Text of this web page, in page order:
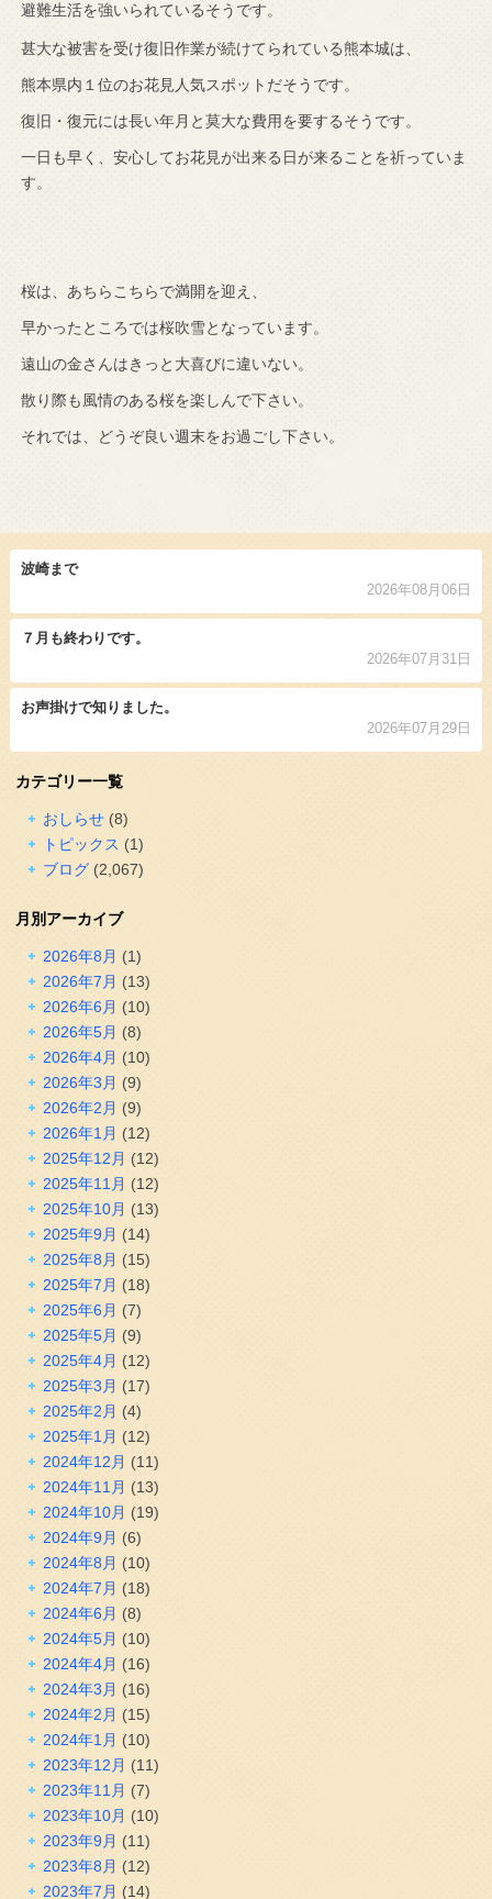
避難生活を強いられているそうです。
甚大な被害を受け復旧作業が続けてられている熊本城は、
熊本県内１位のお花見人気スポットだそうです。
復旧・復元には長い年月と莫大な費用を要するそうです。
一日も早く、安心してお花見が出来る日が来ることを祈っていま
す。
桜は、あちらこちらで満開を迎え、
早かったところでは桜吹雪となっています。
遠山の金さんはきっと大喜びに違いない。
散り際も風情のある桜を楽しんで下さい。
それでは、どうぞ良い週末をお過ごし下さい。
波崎まで
2026年08月06日
７月も終わりです。
2026年07月31日
お声掛けで知りました。
2026年07月29日
カテゴリー一覧
おしらせ(8)
トピックス (1)
ブログ(2,067)
月別アーカイブ
2026年8月 (1)
2026年7月 (13)
2026年6月 (10)
2026年5月 (8)
2026年4月 (10)
2026年3月 (9)
2026年2月 (9)
2026年1月 (12)
2025年12月 (12)
2025年11月 (12)
2025年10月 (13)
2025年9月 (14)
2025年8月 (15)
2025年7月 (18)
2025年6月 (7)
2025年5月 (9)
2025年4月 (12)
2025年3月 (17)
2025年2月 (4)
2025年1月 (12)
2024年12月 (11)
2024年11月 (13)
2024年10月 (19)
2024年9月 (6)
2024年8月 (10)
2024年7月 (18)
2024年6月 (8)
2024年5月 (10)
2024年4月 (16)
2024年3月 (16)
2024年2月 (15)
2024年1月 (10)
2023年12月 (11)
2023年11月 (7)
2023年10月 (10)
2023年9月 (11)
2023年8月 (12)
2023年7月 (14)